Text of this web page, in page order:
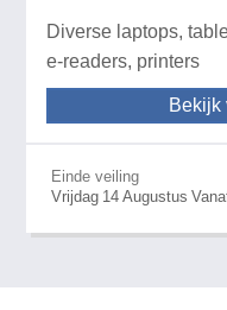
Diverse laptops,
e-readers, printers
Bekijk
Einde veiling
Vrijdag 14 Augustus